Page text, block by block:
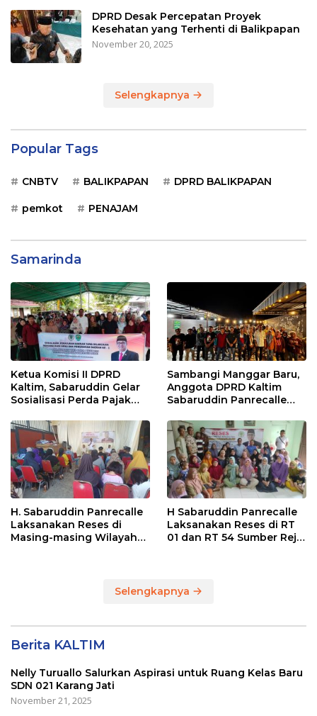
DPRD Desak Percepatan Proyek
Kesehatan yang Terhenti di Balikpapan
November 20, 2025
Selengkapnya
Popular Tags
CNBTV BALIKPAPAN DPRD BALIKPAPAN
pemkot PENAJAM
Samarinda
Ketua Komisi II DPRD
Kaltim, Sabaruddin Gelar
Sosialisasi Perda Pajak
Sepinggan Raya
Balikpapan
Sambangi Manggar Baru,
Anggota DPRD Kaltim
Sabaruddin Panrecalle
Balikpapan
H. Sabaruddin Panrecalle
Laksanakan Reses di
Masing-masing Wilayah
H Sabaruddin Panrecalle
Laksanakan Reses di RT
01 dan RT 54 Sumber Rejo
Selengkapnya
Berita KALTIM
Nelly Turuallo Salurkan Aspirasi untuk Ruang Kelas Baru
SDN 021 Karang Jati
November 21, 2025